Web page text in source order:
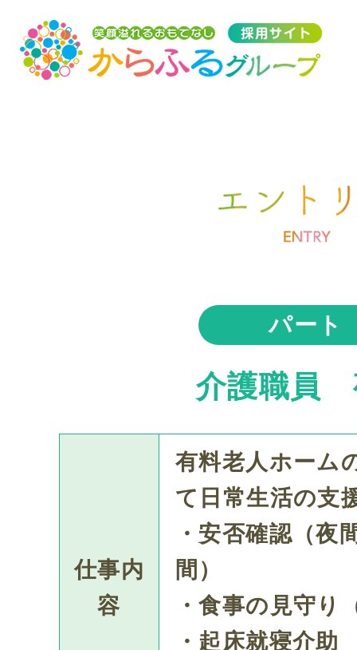
よくある質問
会社案内
パート
介護職員
仕事内
容
有料老人ホーム
て日常生活の支
・安否確認（夜
間）
・食事の見守り
・起床就寝介助